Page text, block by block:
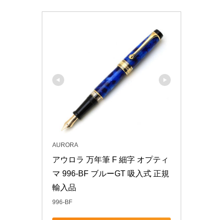
AURORA
アウロラ 万年筆 F 細字 オプティ
マ 996-BF ブルーGT 吸入式 正規
輸入品
996-BF